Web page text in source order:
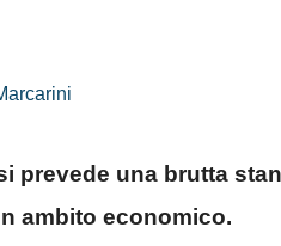
prevede una brutta
ambito economico.